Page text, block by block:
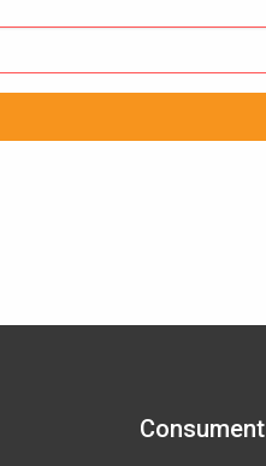
Consument